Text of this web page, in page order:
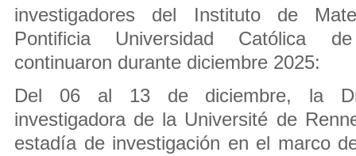
investigadores del Instituto de
Pontificia Universidad Católica
continuaron durante diciembre 2025:
Del 06 al 13 de diciembre, la
investigadora de la Université de
estadía de investigación en el marco